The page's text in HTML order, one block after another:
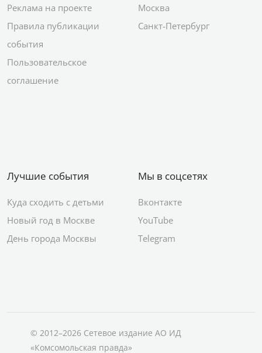
Реклама на проекте
Правила публикации
события
Пользовательское
соглашение
Москва
Санкт-Петербург
Лучшие события
Куда сходить с детьми
Новый год в Москве
День города Москвы
Мы в соцсетях
Вконтакте
YouTube
Telegram
© 2012–2026 Сетевое издание АО ИД
«Комсомольская правда»